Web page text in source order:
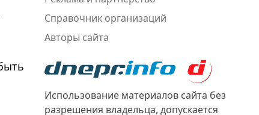
Справочник организаций
Авторы сайта
Использование материалов сайта без
разрешения владельца, допускается